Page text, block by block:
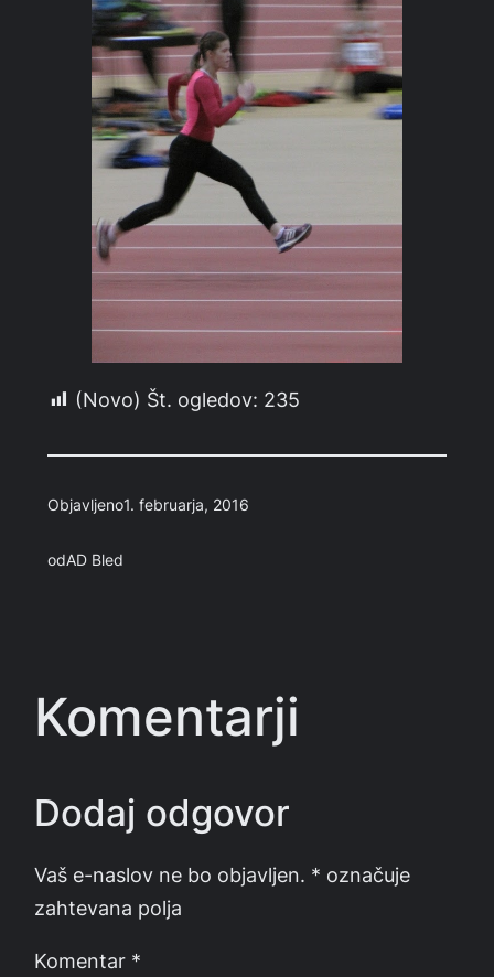
(Novo) Št. ogledov: 235
Objavljeno1. februarja, 2016
odAD Bled
Komentarji
Dodaj odgovor
Vaš e-naslov ne bo objavljen. * označuje
zahtevana polja
Komentar *